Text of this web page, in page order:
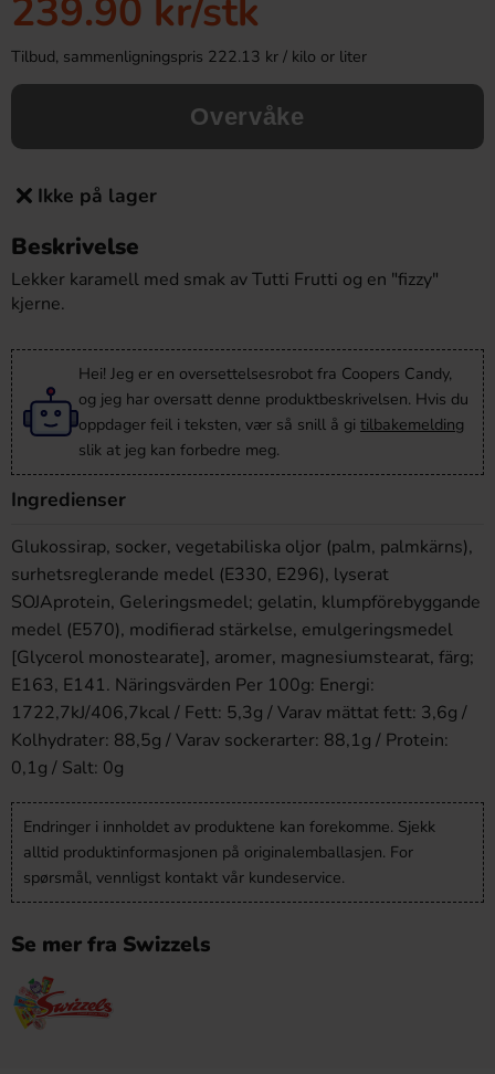
239.90 kr/stk
Tilbud, sammenligningspris 222.13 kr / kilo or liter
Overvåke
Ikke på lager
Beskrivelse
Lekker karamell med smak av Tutti Frutti og en "fizzy"
kjerne.
Hei! Jeg er en oversettelsesrobot fra Coopers Candy,
og jeg har oversatt denne produktbeskrivelsen. Hvis du
oppdager feil i teksten, vær så snill å gi tilbakemelding
slik at jeg kan forbedre meg.
Ingredienser
Glukossirap, socker, vegetabiliska oljor (palm, palmkärns),
surhetsreglerande medel (E330, E296), lyserat
SOJAprotein, Geleringsmedel; gelatin, klumpförebyggande
medel (E570), modifierad stärkelse, emulgeringsmedel
[Glycerol monostearate], aromer, magnesiumstearat, färg;
E163, E141. Näringsvärden Per 100g: Energi:
1722,7kJ/406,7kcal / Fett: 5,3g / Varav mättat fett: 3,6g /
Kolhydrater: 88,5g / Varav sockerarter: 88,1g / Protein:
0,1g / Salt: 0g
Endringer i innholdet av produktene kan forekomme. Sjekk
alltid produktinformasjonen på originalemballasjen. For
spørsmål, vennligst kontakt vår kundeservice.
Se mer fra Swizzels